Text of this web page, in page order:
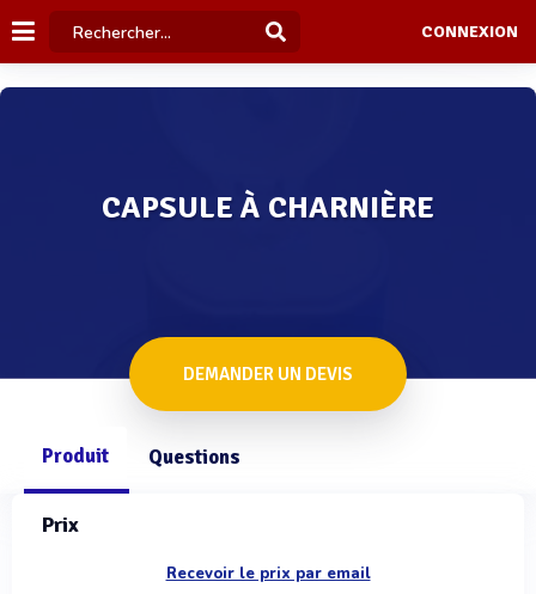
CONNEXION
CAPSULE À CHARNIÈRE
DEMANDER UN DEVIS
Produit Questions
Prix
Recevoir le prix par email